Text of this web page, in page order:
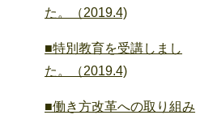
た。（2019.4)
■特別教育を受講しまし
た。（2019.4)
■働き方改革への取り組み